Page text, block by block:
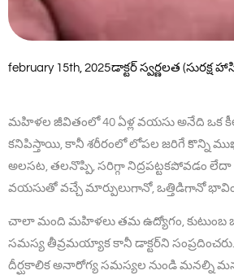
february 15th, 2025డాక్టర్ స్వర్ణలత (సురక్ష
మహిళల జీవితంలో 40 ఏళ్ల వయసు అనేది
కనిపిస్తాయి, కానీ శరీరంలో లోపల జరిగే కొన్ని
అలసట, తలనొప్పి, సరిగ్గా నిద్రపట్టకపోవడం
వయసుతో వచ్చే మార్పులుగానో, ఒత్తిడిగానో భావించి
చాలా మంది మహిళలు తమ ఉద్యోగం, కుటుంబ
సమస్య తీవ్రమయ్యాక కానీ డాక్టర్‌ని సంప్రదించరు.
దీర్ఘకాలిక అనారోగ్య సమస్యల నుండి మనల్ని